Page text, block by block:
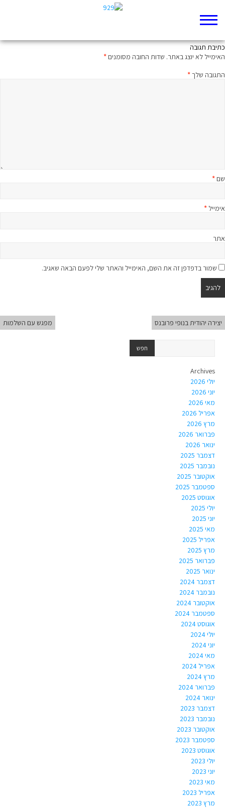
כתיבת תגובה
האימייל לא יוצג באתר. שדות החובה מסומנים*
התגובה שלך*
שם*
אימייל *
אתר
שמור בדפדפן זה את השם, האימייל והאתר שלי לפעם הבאה שאגיב.
יצירה יהודית בנופי פרובנס מפגש עם השלמות
Archives
יולי 2026
יוני 2026
מאי 2026
אפריל 2026
מרץ 2026
פברואר 2026
ינואר 2026
דצמבר 2025
נובמבר 2025
אוקטובר 2025
ספטמבר 2025
אוגוסט 2025
יולי 2025
יוני 2025
מאי 2025
אפריל 2025
מרץ 2025
פברואר 2025
ינואר 2025
דצמבר 2024
נובמבר 2024
אוקטובר 2024
ספטמבר 2024
אוגוסט 2024
יולי 2024
יוני 2024
מאי 2024
אפריל 2024
מרץ 2024
פברואר 2024
ינואר 2024
דצמבר 2023
נובמבר 2023
אוקטובר 2023
ספטמבר 2023
אוגוסט 2023
יולי 2023
יוני 2023
מאי 2023
אפריל 2023
מרץ 2023